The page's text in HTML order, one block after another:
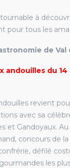
à
pour tous les
de Val
andouilles du 14
revient
avec sa
et Gandoyaux.
concours de
défilé
les